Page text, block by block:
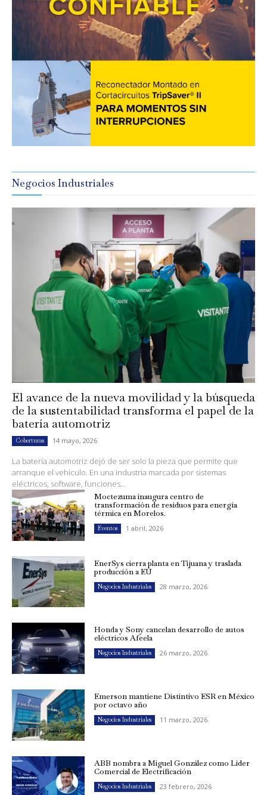
Negocios Industriales
El avance de la nueva movilidad y la búsqueda
de la sustentabilidad transforma el papel de la
batería automotriz
Coberturas 14 mayo, 2026
La batería automotriz dejó de ser solo la pieza que permite que
arranque el vehículo. En una industria marcada por sistemas
eléctricos, software, funciones...
Moctezuma inaugura centro de
transformación de residuos para energía
térmica en Morelos.
Eventos 1 abril, 2026
EnerSys cierra planta en Tijuana y traslada
producción a EU
Negocios Industriales 28 marzo, 2026
Honda y Sony cancelan desarrollo de autos
eléctricos Afeela
Negocios Industriales 26 marzo, 2026
Emerson mantiene Distintivo ESR en México
por octavo año
Negocios Industriales 11 marzo, 2026
ABB nombra a Miguel González como Líder
Comercial de Electrificación
Negocios Industriales 23 febrero, 2026